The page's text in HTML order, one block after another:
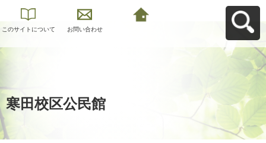
このサイトについて お問い合わせ
寒田校区公民館